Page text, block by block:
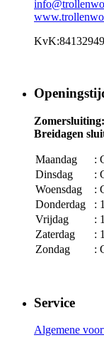
KvK:84132949
Breidagen
Maandag
:
Dinsdag
:
Woensdag
:
Donderdag
:
Vrijdag
:
Zaterdag
:
Zondag
:
Service
Algemene